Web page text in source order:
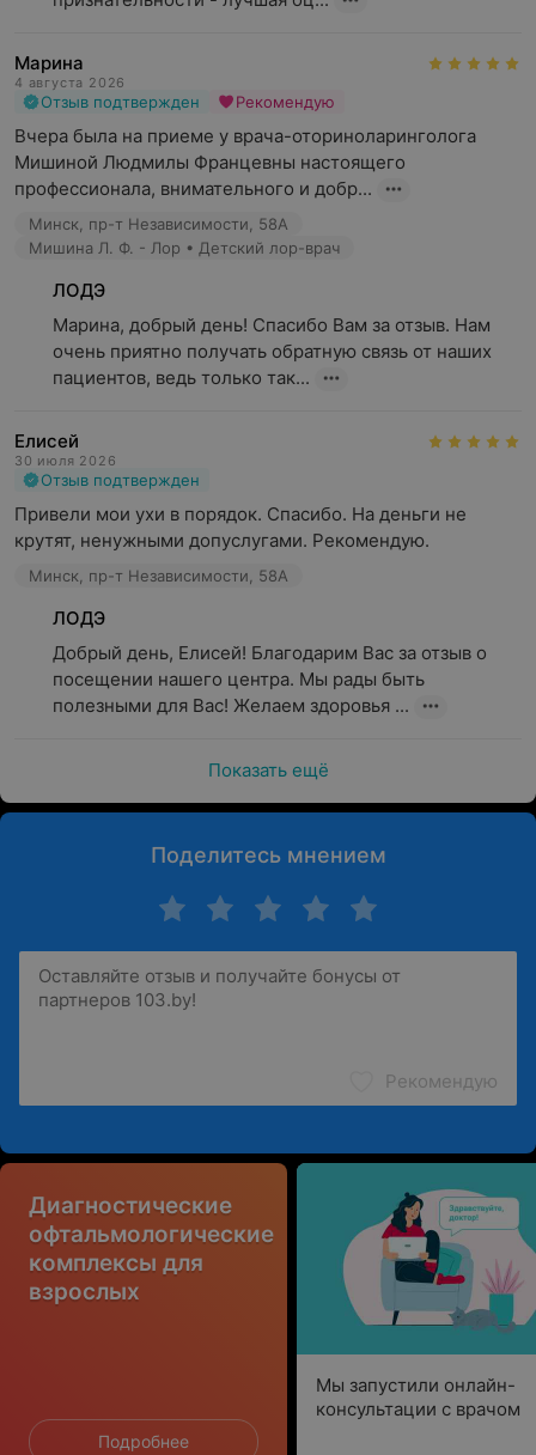
Марина
4 августа 2026
Отзыв подтвержден Рекомендую
Вчера была на приеме у врача-оториноларинголога
Мишиной Людмилы Францевны настоящего
профессионала, внимательного и добр...
Минск, пр-т Независимости, 58А
Мишина Л. Ф. - Лор • Детский лор-врач
ЛОДЭ
Марина, добрый день! Спасибо Вам за отзыв. Нам
очень приятно получать обратную связь от наших
пациентов, ведь только так...
Елисей
30 июля 2026
Отзыв подтвержден
Привели мои ухи в порядок. Спасибо. На деньги не
крутят, ненужными допуслугами. Рекомендую.
Минск, пр-т Независимости, 58А
ЛОДЭ
Добрый день, Елисей! Благодарим Вас за отзыв о
посещении нашего центра. Мы рады быть
полезными для Вас! Желаем здоровья ...
Показать ещё
Поделитесь мнением
Рекомендую
Диагностические
офтальмологические
комплексы для
взрослых
Подробнее
Мы запустили онлайн-
консультации с врачом